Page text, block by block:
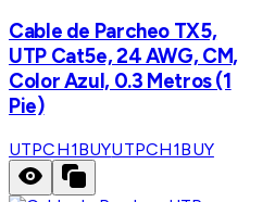
Cable de Parcheo TX5,
UTP Cat5e, 24 AWG, CM,
Color Azul, 0.3 Metros (1
Pie)
UTPCH1BUYUTPCH1BUY